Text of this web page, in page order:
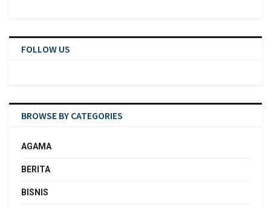
FOLLOW US
BROWSE BY CATEGORIES
AGAMA
BERITA
BISNIS